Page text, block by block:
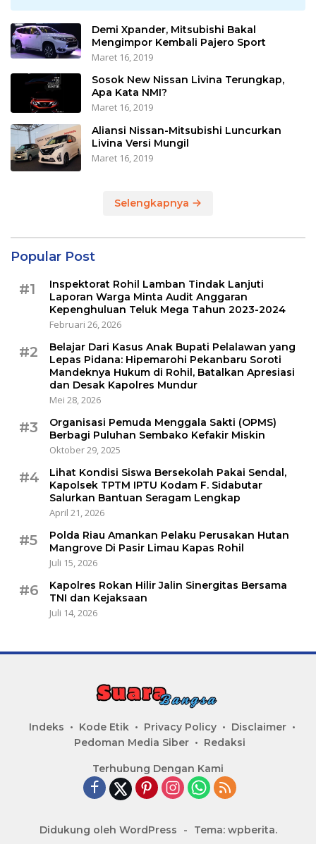
Demi Xpander, Mitsubishi Bakal
Mengimpor Kembali Pajero Sport
Maret 16, 2019
Sosok New Nissan Livina Terungkap,
Apa Kata NMI?
Maret 16, 2019
Aliansi Nissan-Mitsubishi Luncurkan
Livina Versi Mungil
Maret 16, 2019
Selengkapnya
Popular Post
#1
Inspektorat Rohil Lamban Tindak Lanjuti
Laporan Warga Minta Audit Anggaran
Kepenghuluan Teluk Mega Tahun 2023-2024
Februari 26, 2026
#2
Belajar Dari Kasus Anak Bupati Pelalawan yang
Lepas Pidana: Hipemarohi Pekanbaru Soroti
Mandeknya Hukum di Rohil, Batalkan Apresiasi
dan Desak Kapolres Mundur
Mei 28, 2026
#3
Organisasi Pemuda Menggala Sakti (OPMS)
Berbagi Puluhan Sembako Kefakir Miskin
Oktober 29, 2025
#4
Lihat Kondisi Siswa Bersekolah Pakai Sendal,
Kapolsek TPTM IPTU Kodam F. Sidabutar
Salurkan Bantuan Seragam Lengkap
April 21, 2026
#5
Polda Riau Amankan Pelaku Perusakan Hutan
Mangrove Di Pasir Limau Kapas Rohil
Juli 15, 2026
#6
Kapolres Rokan Hilir Jalin Sinergitas Bersama
TNI dan Kejaksaan
Juli 14, 2026
Indeks Kode Etik Privacy Policy
Disclaimer
Pedoman Media Siber
Redaksi
Terhubung Dengan Kami
Didukung oleh WordPress - Tema: wpberita.